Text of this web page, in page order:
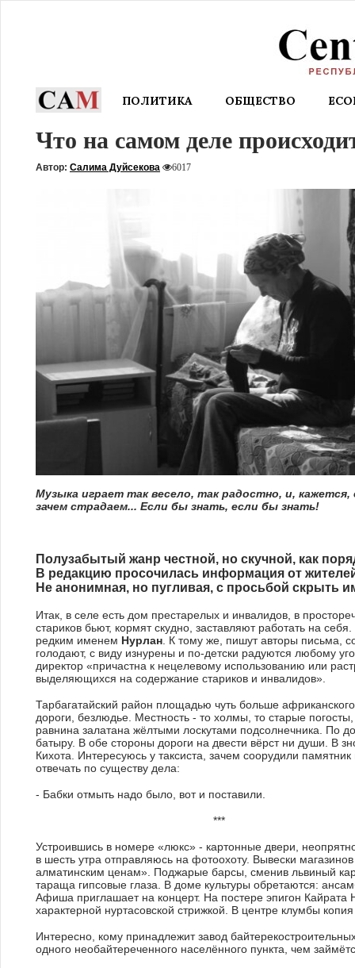
ПОЛИТИКА ОБЩЕСТВО
Что на самом деле
Автор: Салима Дуйсекова 6017
Музыка играет так весело, так радостно, и,
зачем страдаем... Если бы знать, если бы знать!
Полузабытый жанр честной, но скучной, как
В редакцию просочилась информация от
Не анонимная, но пугливая, с просьбой скрыть
Итак, в селе есть дом престарелых и инвалидов, в
стариков бьют, кормят скудно, заставляют работать на
редким именем Нурлан . К тому же, пишут авторы письма,
голодают, с виду изнурены и по-детски радуются любому
директор «причастна к нецелевому использованию или
выделяющихся на содержание стариков и инвалидов».
Тарбагатайский район площадью чуть больше
дороги, безлюдье. Местность - то холмы, то старые
равнина залатана жёлтыми лоскутами подсолнечника. По
батыру. В обе стороны дороги на двести вёрст ни души. В
Кихота. Интересуюсь у таксиста, зачем соорудили
отвечать по существу дела:
- Бабки отмыть надо было, вот и поставили.
***
Устроившись в номере «люкс» - картонные двери,
в шесть утра отправляюсь на фотоохоту. Вывески
алматинским ценам». Поджарые барсы, сменив львиный
тараща гипсовые глаза. В доме культуры обретаются:
Афиша приглашает на концерт. На постере эпигон Кайрата
характерной нуртасовской стрижкой. В центре клумбы
Интересно, кому принадлежит завод
одного необайтереченного населённого пункта, чем
Пять вещей, которые удивят
Узбекистане